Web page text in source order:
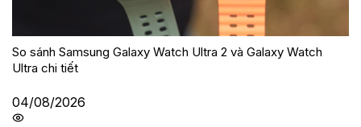
So sánh Samsung Galaxy Watch Ultra 2 và Galaxy Watch
Ultra chi tiết
04/08/2026